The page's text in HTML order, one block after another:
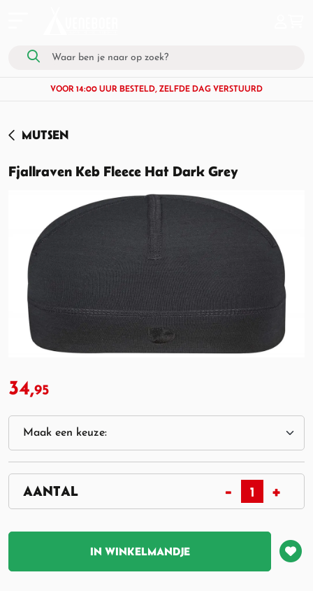
VOOR 14:00 UUR BESTELD, ZELFDE DAG VERSTUURD
MUTSEN
Fjallraven Keb Fleece Hat Dark Grey
34,95
IN WINKELMANDJE